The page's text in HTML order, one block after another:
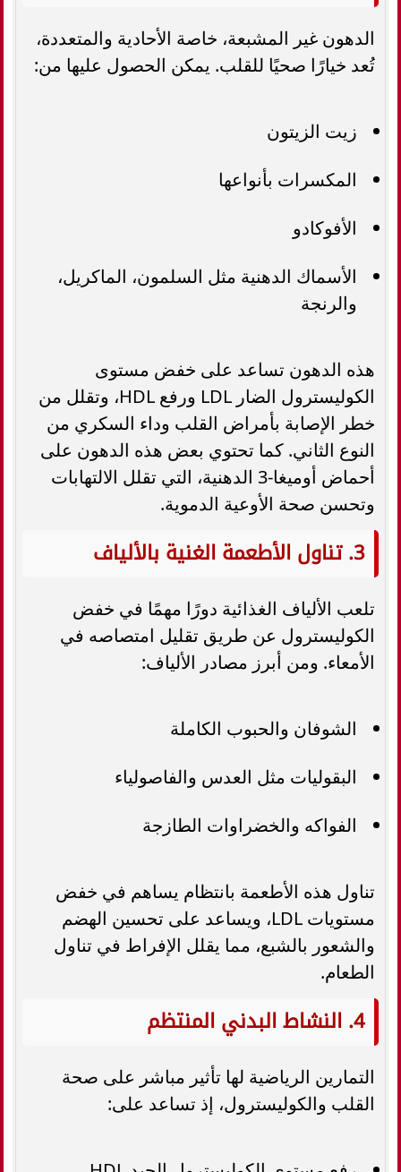
الدهون غير المشبعة، خاصة الأحادية والمتعددة،
تُعد خيارًا صحيًا للقلب. يمكن الحصول عليها من:
زيت الزيتون
المكسرات بأنواعها
الأفوكادو
الأسماك الدهنية مثل السلمون، الماكريل،
والرنجة
هذه الدهون تساعد على خفض مستوى
الكوليسترول الضار LDL ورفع HDL، وتقلل من
خطر الإصابة بأمراض القلب وداء السكري من
النوع الثاني. كما تحتوي بعض هذه الدهون على
أحماض أوميغا-3 الدهنية، التي تقلل الالتهابات
وتحسن صحة الأوعية الدموية.
3. تناول الأطعمة الغنية بالألياف
تلعب الألياف الغذائية دورًا مهمًا في خفض
الكوليسترول عن طريق تقليل امتصاصه في
الأمعاء. ومن أبرز مصادر الألياف:
الشوفان والحبوب الكاملة
البقوليات مثل العدس والفاصولياء
الفواكه والخضراوات الطازجة
تناول هذه الأطعمة بانتظام يساهم في خفض
مستويات LDL، ويساعد على تحسين الهضم
والشعور بالشبع، مما يقلل الإفراط في تناول
الطعام.
4. النشاط البدني المنتظم
التمارين الرياضية لها تأثير مباشر على صحة
القلب والكوليسترول، إذ تساعد على: